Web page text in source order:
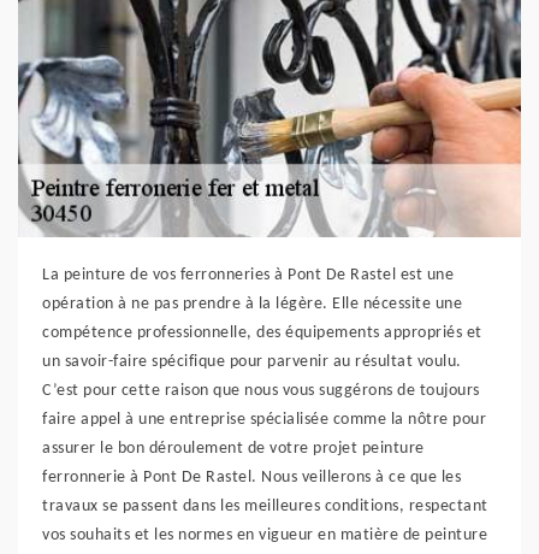
La peinture de vos ferronneries à Pont De Rastel est une
opération à ne pas prendre à la légère. Elle nécessite une
compétence professionnelle, des équipements appropriés et
un savoir-faire spécifique pour parvenir au résultat voulu.
C’est pour cette raison que nous vous suggérons de toujours
faire appel à une entreprise spécialisée comme la nôtre pour
assurer le bon déroulement de votre projet peinture
ferronnerie à Pont De Rastel. Nous veillerons à ce que les
travaux se passent dans les meilleures conditions, respectant
vos souhaits et les normes en vigueur en matière de peinture